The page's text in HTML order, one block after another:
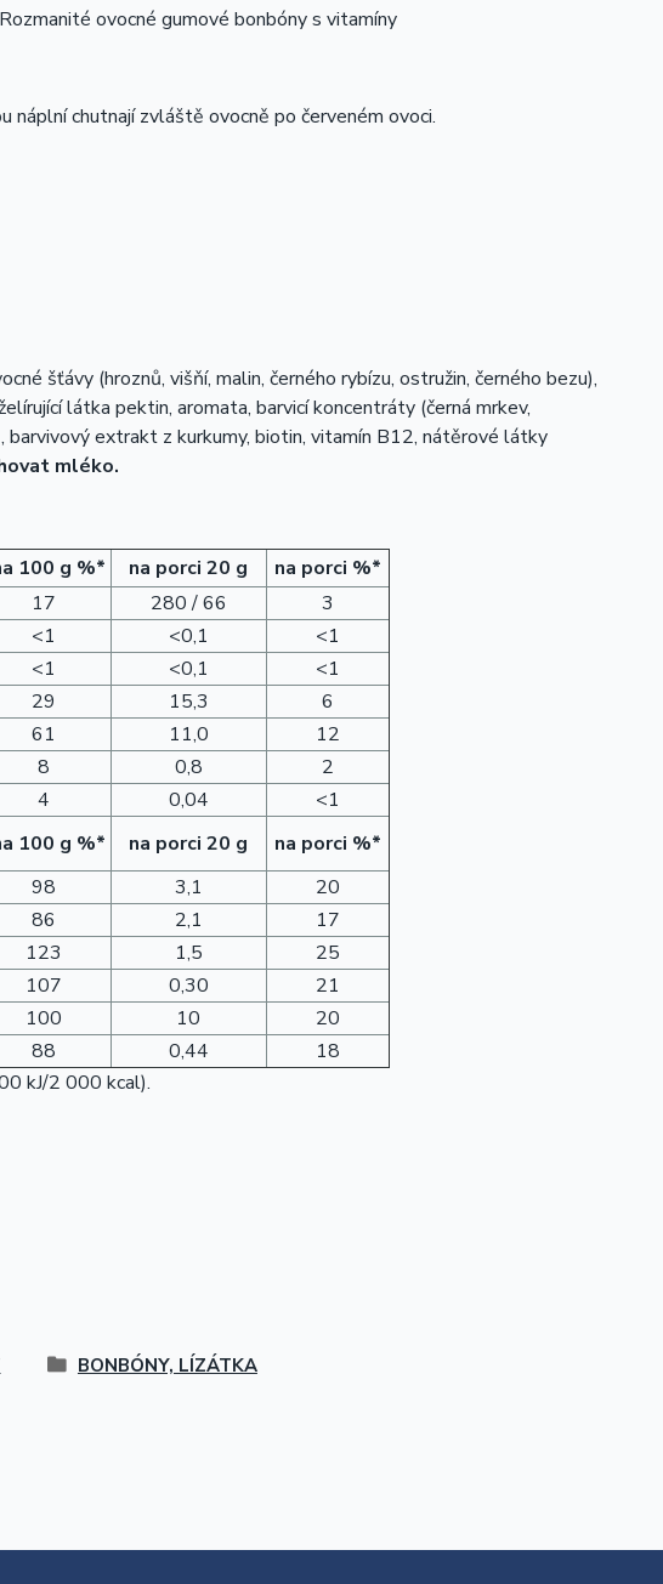
ovocné gumové bonbóny s vitamíny
náplní chutnají zvláště ovocně po červeném ovoci.
šťávy (hroznů, višňí, malin, černého rybízu, ostružin, černého bezu),
látka pektin, aromata, barvicí koncentráty (černá mrkev,
barvivový extrakt z kurkumy, biotin, vitamín B12, nátěrové látky
mléko.
100 g %* na porci 20 g
na porci %*
17 280 / 66
3
<1 <0,1
<1
<1 <0,1
<1
29 15,3
6
61 11,0
12
8 0,8
2
4 0,04
<1
100 g %* na porci 20 g
na porci %*
98 3,1
20
86 2,1
17
123 1,5
25
107 0,30
21
100 10
20
88 0,44
18
kJ/2 000 kcal).
BONBÓNY, LÍZÁTKA